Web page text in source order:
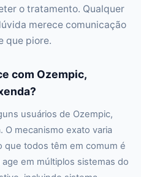
o tratamento. Qualquer
merece comunicação
que piore.
com Ozempic,
usuários de Ozempic,
O mecanismo exato varia
todos têm em comum é
em múltiplos sistemas do